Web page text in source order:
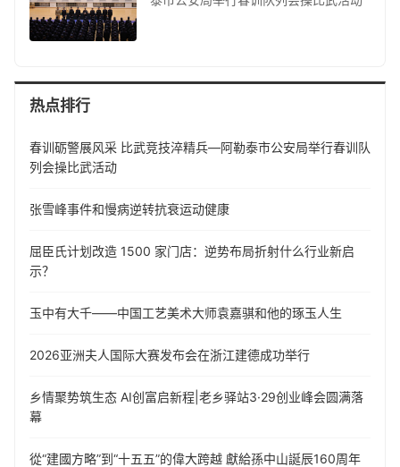
热点排行
春训砺警展风采 比武竞技淬精兵—阿勒泰市公安局举行春训队
列会操比武活动
张雪峰事件和慢病逆转抗衰运动健康
屈臣氏计划改造 1500 家门店：逆势布局折射什么行业新启
示？
玉中有大千——中国工艺美术大师袁嘉骐和他的琢玉人生
​2026亚洲夫人国际大赛发布会在浙江建德成功举行
乡情聚势筑生态 AI创富启新程|老乡驿站3·29创业峰会圆满落
幕
從“建國方略”到“十五五”的偉大跨越 獻給孫中山誕辰160周年